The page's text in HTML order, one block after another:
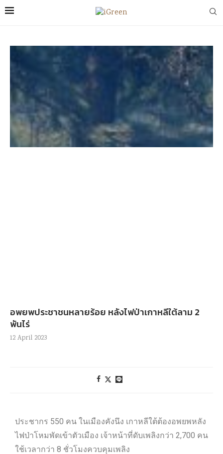
อพยพประชาชนหลายร้อย หลังไฟป่าเกาหลีใต้ลาม 2
พันไร่
12 April 2023
ประชากร 550 คน ในเมืองคังนึง เกาหลีใต้ต้องอพยพหลัง
ไฟป่าโหมพัดเข้าตัวเมือง เจ้าหน้าที่ดับเพลิงกว่า 2,700 คน
ใช้เวลากว่า 8 ชั่วโมงควบคุมเพลิง